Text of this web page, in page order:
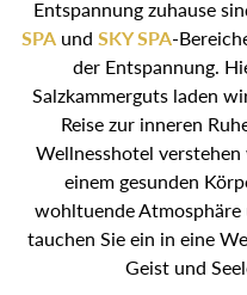
Entspannung zuhause
SPAundSKY SPA-
Oase der
Salzkammerguts laden
Reise zur inneren
Wellnesshotel verstehen
einem gesunden
wohltuende
tauchen Sie ein in eine
Geist und